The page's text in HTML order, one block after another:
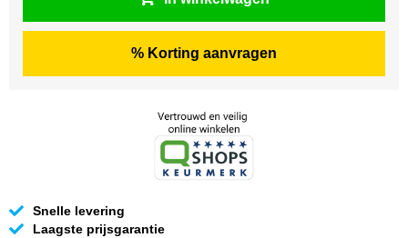
% Korting aanvragen
Snelle levering
Laagste prijsgarantie